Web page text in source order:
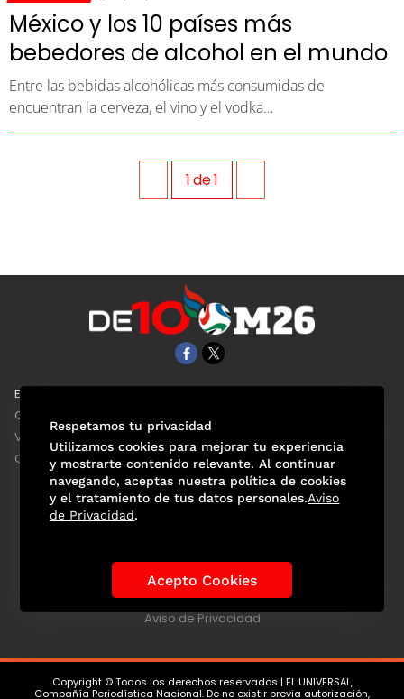
México y los 10 países más
bebedores de alcohol en el mundo
Entre las bebidas alcohólicas más consumidas de
encuentran la cerveza, el vino y el vodka…
1de1
EL UNIVERSAL
Clase
ViveUSA
Confabulario
Historia de los Mundiales Lo viral Anécdotas Mundialistas
Las Figuras Tendencias Directorio
Aviso de Privacidad
Copyright © Todos los derechos reservados | EL UNIVERSAL,
Compañía Periodística Nacional. De no existir previa autorización,
Respetamos tu privacidad
Utilizamos cookies para mejorar tu experiencia
y mostrarte contenido relevante. Al continuar
navegando, aceptas nuestra política de cookies
y el tratamiento de tus datos personales.Aviso
de Privacidad.
Acepto Cookies